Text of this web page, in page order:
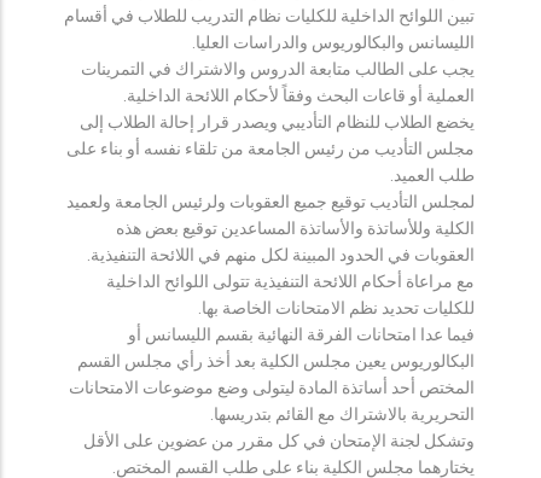
تبين اللوائح الداخلية للكليات نظام التدريب للطلاب في أقسام
الليسانس والبكالوريوس والدراسات العليا.
يجب على الطالب متابعة الدروس والاشتراك في التمرينات
العملية أو قاعات البحث وفقاً لأحكام اللائحة الداخلية.
يخضع الطلاب للنظام التأديبي ويصدر قرار إحالة الطلاب إلى
مجلس التأديب من رئيس الجامعة من تلقاء نفسه أو بناء على
طلب العميد.
لمجلس التأديب توقيع جميع العقوبات ولرئيس الجامعة ولعميد
الكلية وللأساتذة والأساتذة المساعدين توقيع بعض هذه
العقوبات في الحدود المبينة لكل منهم في اللائحة التنفيذية.
مع مراعاة أحكام اللائحة التنفيذية تتولى اللوائح الداخلية
للكليات تحديد نظم الامتحانات الخاصة بها.
فيما عدا امتحانات الفرقة النهائية بقسم الليسانس أو
البكالوريوس يعين مجلس الكلية بعد أخذ رأي مجلس القسم
المختص أحد أساتذة المادة ليتولى وضع موضوعات الامتحانات
التحريرية بالاشتراك مع القائم بتدريسها.
وتشكل لجنة الإمتحان في كل مقرر من عضوين على الأقل
يختارهما مجلس الكلية بناء على طلب القسم المختص.